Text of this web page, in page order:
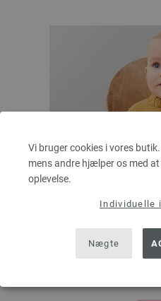
Vi bruger cookies i vores
mens andre hjælper os med
oplevelse.
Individuelle
Nægte